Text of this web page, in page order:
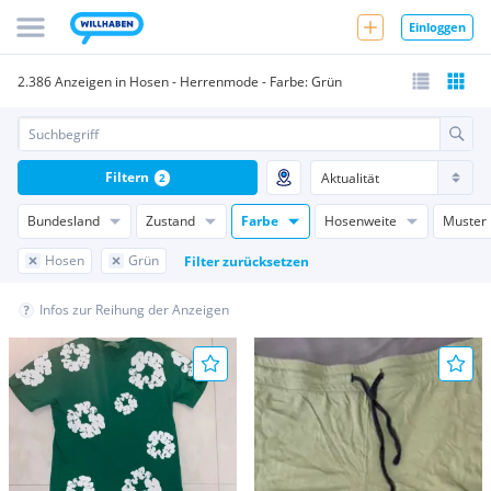
Einloggen
2.386 Anzeigen in Hosen - Herrenmode - Farbe: Grün
Bundesland Zustand Farbe Hosenweite Muster
Hosen Grün Filter zurücksetzen
Filtern 2
Infos zur Reihung der Anzeigen